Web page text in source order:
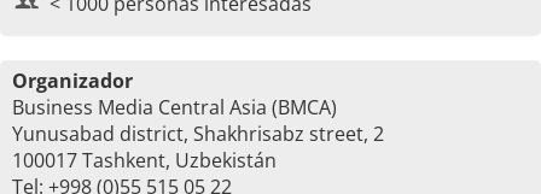
Organizador
Business Media Central Asia (BMCA)
Yunusabad district, Shakhrisabz street, 2
100017 Tashkent, Uzbekistán
Tel: +998 (0)55 515 05 22